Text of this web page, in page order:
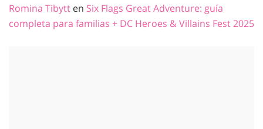
Romina Tibytt en Six Flags Great Adventure: guía
completa para familias + DC Heroes & Villains Fest 2025